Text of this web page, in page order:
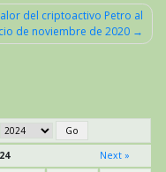
del criptoactivo Petro al
de noviembre de 2020
Next »